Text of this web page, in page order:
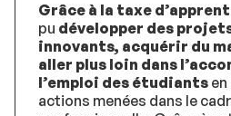
Grâce à la taxe
pu développer des
innovants, acquérir du
aller plus loin dans
l’emploi des étudiants
actions menées dans le